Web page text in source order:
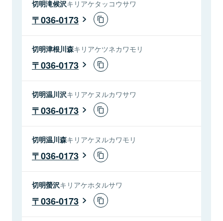
切明滝候沢キリアケタッコウサワ
036-0173
切明津根川森キリアケツネカワモリ
036-0173
切明温川沢キリアケヌルカワサワ
036-0173
切明温川森キリアケヌルカワモリ
036-0173
切明螢沢キリアケホタルサワ
036-0173